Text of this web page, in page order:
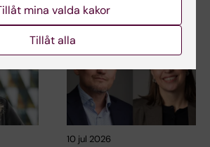
10 jul 2026
mina valda kakor
Tillåt alla